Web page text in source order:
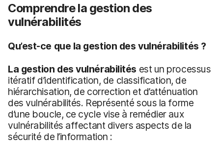
Comprendre la gestion des
vulnérabilités
Qu’est-ce que la gestion des vulnérabilités ?
La gestion des vulnérabilités est un processus
itératif d’identification, de classification, de
hiérarchisation, de correction et d’atténuation
des vulnérabilités. Représenté sous la forme
d’une boucle, ce cycle vise à remédier aux
vulnérabilités affectant divers aspects de la
sécurité de l’information :